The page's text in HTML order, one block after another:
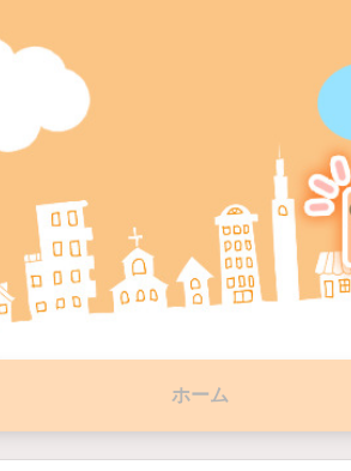
ホーム